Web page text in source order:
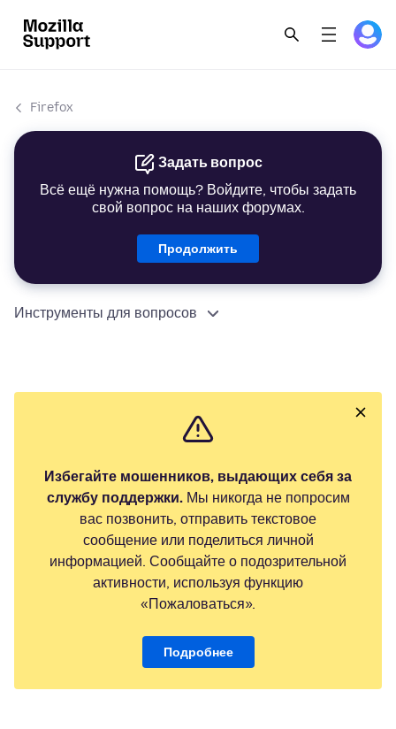
Firefox
Задать вопрос
Всё ещё нужна помощь? Войдите, чтобы задать
свой вопрос на наших форумах.
Продолжить
Инструменты для вопросов
Избегайте мошенников, выдающих себя за
службу поддержки.Мы никогда не попросим
вас позвонить, отправить текстовое
сообщение или поделиться личной
информацией. Сообщайте о подозрительной
активности, используя функцию
«Пожаловаться».
Подробнее